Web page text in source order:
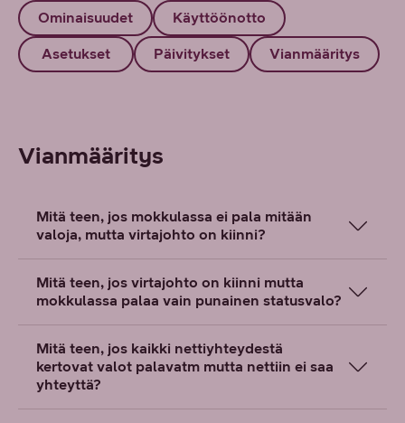
Ominaisuudet Käyttöönotto
Asetukset Päivitykset Vianmääritys
Vianmääritys
Mitä teen, jos mokkulassa ei pala mitään
valoja, mutta virtajohto on kiinni?
Mitä teen, jos virtajohto on kiinni mutta
mokkulassa palaa vain punainen statusvalo?
Mitä teen, jos kaikki nettiyhteydestä
kertovat valot palavatm mutta nettiin ei saa
yhteyttä?